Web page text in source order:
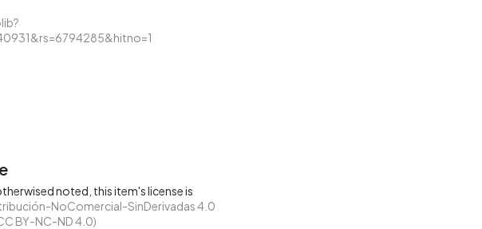
noted, this item's license is
NoComercial-SinDerivadas 4.0
BY-NC-ND 4.0)